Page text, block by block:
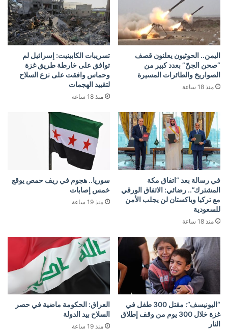
اليمن.. الحوثيون يعلنون قصف
“صحن الجنّ” بعدد كبير من
الصواريخ والطائرات المسيرة
منذ 18 ساعة
تسريبات الكابينيت: إسرائيل لم
توافق على خارطة طريق غزة
وحماس وافقت على نزع السلاح
لتقييد الهجمات
منذ 18 ساعة
في رسالة بعد “اتفاق مكة
المشترك”.. رضائي: الاتفاق الورقي
مع تركيا وباكستان لن يجلب الأمن
للسعودية
منذ 18 ساعة
سوريا.. هجوم في ريف حمص يوقع
خمس إصابات
منذ 19 ساعة
“اليونيسف”: مقتل 300 طفل في
غزة خلال 300 يوم من وقف إطلاق
النار
العراق: الحكومة ماضية في حصر
السلاح بيد الدولة
منذ 19 ساعة